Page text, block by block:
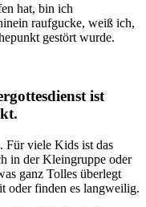
hat, bin ich
raufgucke, weiß ich,
gestört wurde.
ist
Für viele Kids ist das
in der Kleingruppe oder
ganz Tolles überlegt
oder finden es langweilig.